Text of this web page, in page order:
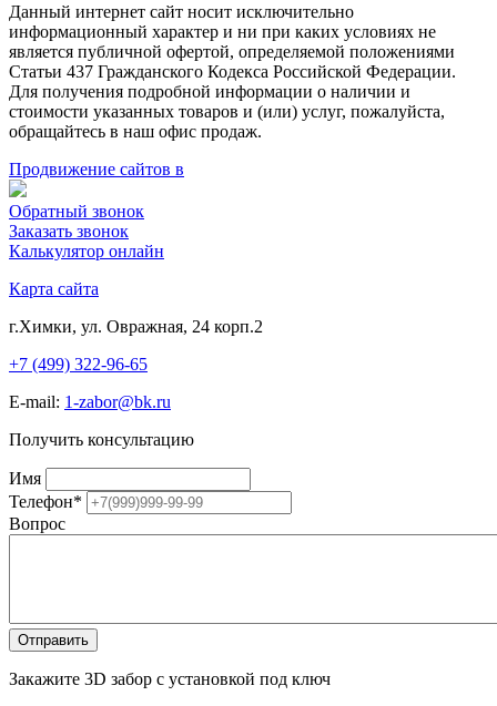
Данный интернет сайт носит исключительно
информационный характер и ни при каких условиях не
является публичной офертой, определяемой положениями
Статьи 437 Гражданского Кодекса Российской Федерации.
Для получения подробной информации о наличии и
стоимости указанных товаров и (или) услуг, пожалуйста,
обращайтесь в наш офис продаж.
Продвижение сайтов в
Обратный звонок
Заказать звонок
Калькулятор онлайн
Карта сайта
г.Химки, ул. Овражная, 24 корп.2
+7 (499) 322-96-65
E-mail: 1-zabor@bk.ru
Получить консультацию
Имя
Телефон*
Вопрос
Закажите 3D забор с установкой под ключ